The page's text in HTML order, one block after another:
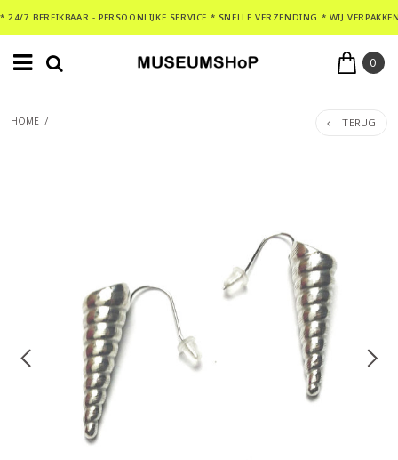
* 24/7 BEREIKBAAR - PERSOONLIJKE SERVICE * SNELLE VERZENDING * WIJ
0
HOME / TERUG